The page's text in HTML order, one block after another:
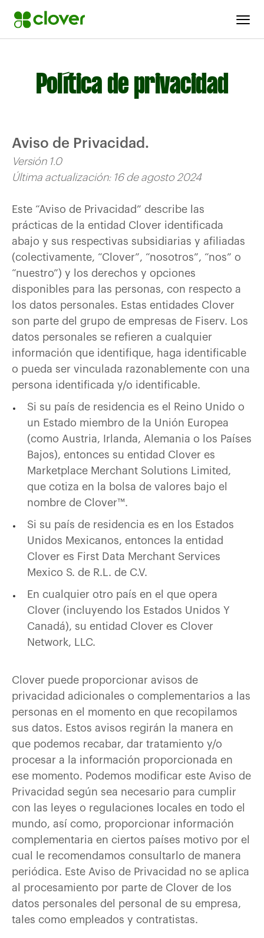
Política de privacidad
Aviso de Privacidad.
Versión 1.0
Última actualización: 16 de agosto 2024
Este “Aviso de Privacidad” describe las
prácticas de la entidad Clover identificada
abajo y sus respectivas subsidiarias y afiliadas
(colectivamente, “Clover”, “nosotros”, “nos” o
“nuestro”) y los derechos y opciones
disponibles para las personas, con respecto a
los datos personales. Estas entidades Clover
son parte del grupo de empresas de Fiserv. Los
datos personales se refieren a cualquier
información que identifique, haga identificable
o pueda ser vinculada razonablemente con una
persona identificada y/o identificable.
Si su país de residencia es el Reino Unido o
un Estado miembro de la Unión Europea
(como Austria, Irlanda, Alemania o los Países
Bajos), entonces su entidad Clover es
Marketplace Merchant Solutions Limited,
que cotiza en la bolsa de valores bajo el
nombre de Clover™.
Si su país de residencia es en los Estados
Unidos Mexicanos, entonces la entidad
Clover es First Data Merchant Services
Mexico S. de R.L. de C.V.
En cualquier otro país en el que opera
Clover (incluyendo los Estados Unidos Y
Canadá), su entidad Clover es Clover
Network, LLC.
Clover puede proporcionar avisos de
privacidad adicionales o complementarios a las
personas en el momento en que recopilamos
sus datos. Estos avisos regirán la manera en
que podemos recabar, dar tratamiento y/o
procesar a la información proporcionada en
ese momento. Podemos modificar este Aviso de
Privacidad según sea necesario para cumplir
con las leyes o regulaciones locales en todo el
mundo, así como, proporcionar información
complementaria en ciertos países motivo por el
cual le recomendamos consultarlo de manera
periódica. Este Aviso de Privacidad no se aplica
al procesamiento por parte de Clover de los
datos personales del personal de su empresa,
tales como empleados y contratistas.